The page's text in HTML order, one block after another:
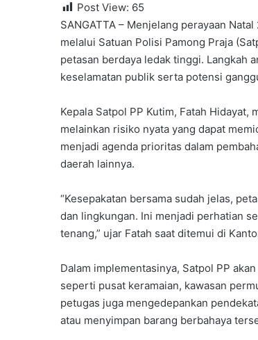
Post View: 65
SANGATTA – Menjelang perayaan
melalui Satuan Polisi Pamong Praja
petasan berdaya ledak tinggi. Langkah
keselamatan publik serta potensi
Kepala Satpol PP Kutim, Fatah
melainkan risiko nyata yang dapat
menjadi agenda prioritas dalam
daerah lainnya.
“Kesepakatan bersama sudah jelas,
dan lingkungan. Ini menjadi perhatian
tenang,” ujar Fatah saat ditemui di
Dalam implementasinya, Satpol PP
seperti pusat keramaian, kawasan
petugas juga mengedepankan
atau menyimpan barang berbahaya